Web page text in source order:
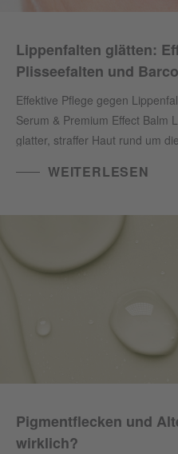
Lippenfalten glätten:
Plisseefalten und
Effektive Pflege gegen
Serum & Premium Effect Balm
glatter, straffer Haut rund um
WEITERLESEN
Pigmentflecken und
wirklich?